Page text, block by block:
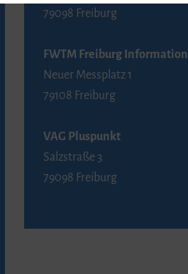
79098 Freiburg
FWTM Freiburg Information
Neuer Messplatz 1
79108 Freiburg
VAG Pluspunkt
Salzstraße 3
79098 Freiburg